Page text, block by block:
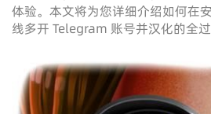
体验。本文将为您详细介绍如何在
线多开 Telegram 账号并汉化的全过